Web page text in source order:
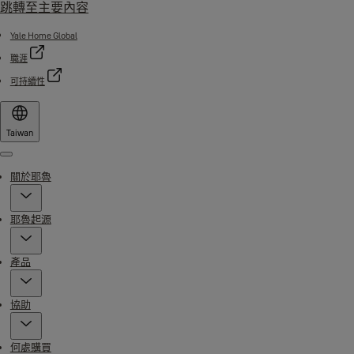
跳轉至主要內容
Yale Home Global
職涯
可持續性
Taiwan
Menu
關於耶魯
耶魯起源
產品
協助
何處購買